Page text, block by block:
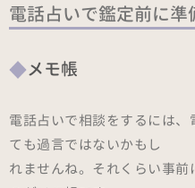
電話占いで鑑定前に準
メモ帳
電話占いで相談をするには
ても過言ではないかもし
れませんね。それくらい事